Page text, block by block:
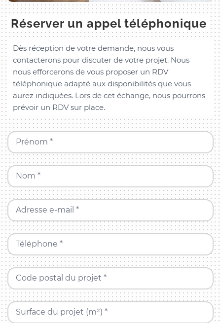
Réserver un appel téléphonique
Dès réception de votre demande, nous vous
contacterons pour discuter de votre projet. Nous
nous efforcerons de vous proposer un RDV
téléphonique adapté aux disponibilités que vous
aurez indiquées. Lors de cet échange, nous pourrons
prévoir un RDV sur place.
Prénom *
Nom *
Adresse e-mail *
Téléphone *
Code postal du projet *
Surface du projet (m²) *